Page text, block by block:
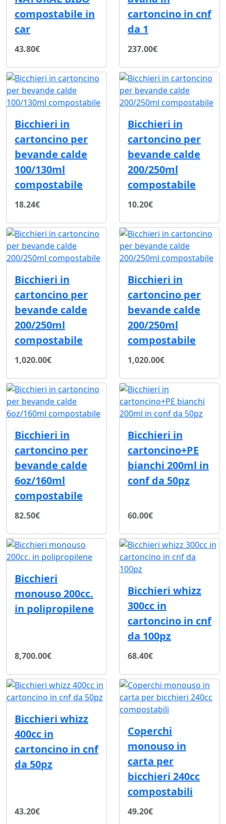
compostabile in
car
43.80€
cartoncino in cnf
da 1
237.00€
Bicchieri in
cartoncino per
bevande calde
100/130ml
compostabile
18.24€
Bicchieri in
cartoncino per
bevande calde
200/250ml
compostabile
10.20€
Bicchieri in
cartoncino per
bevande calde
200/250ml
compostabile
1,020.00€
Bicchieri in
cartoncino per
bevande calde
200/250ml
compostabile
1,020.00€
Bicchieri in
cartoncino per
bevande calde
6oz/160ml
compostabile
82.50€
Bicchieri in
cartoncino+PE
bianchi 200ml in
conf da 50pz
60.00€
Bicchieri
monouso 200cc.
in polipropilene
8,700.00€
Bicchieri whizz
300cc in
cartoncino in cnf
da 100pz
68.40€
Bicchieri whizz
400cc in
cartoncino in cnf
da 50pz
43.20€
Coperchi
monouso in
carta per
bicchieri 240cc
compostabili
49.20€